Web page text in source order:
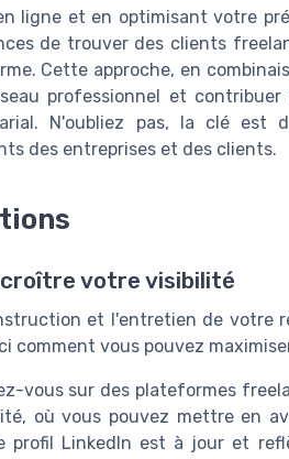
ligne et en optimisant votre
de trouver des clients
Cette approche, en
professionnel et
N'oubliez pas, la clé est
des entreprises et des clients.
votre visibilité
et l'entretien de votre
comment vous pouvez
vous sur des plateformes
où vous pouvez mettre en
profil LinkedIn est à jour et